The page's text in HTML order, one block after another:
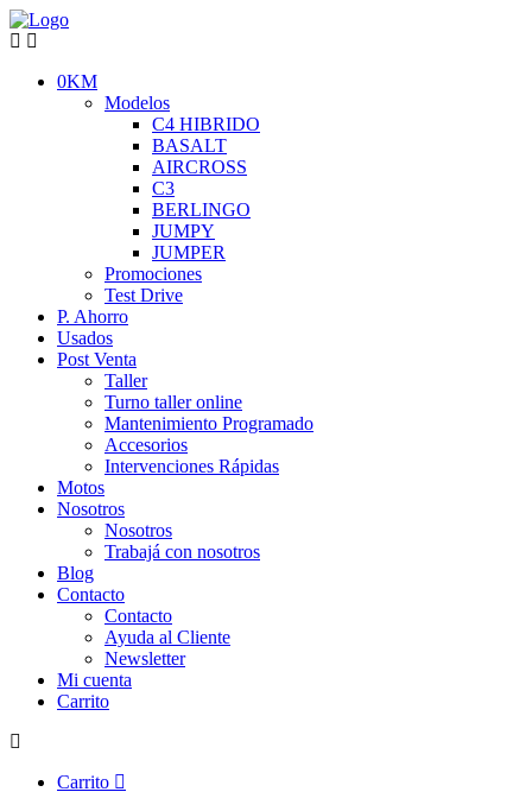
0KM
Modelos
C4 HIBRIDO
BASALT
AIRCROSS
C3
BERLINGO
JUMPY
JUMPER
Promociones
Test Drive
P. Ahorro
Usados
Post Venta
Taller
Turno taller online
Mantenimiento Programado
Accesorios
Intervenciones Rápidas
Motos
Nosotros
Nosotros
Trabajá con nosotros
Blog
Contacto
Contacto
Ayuda al Cliente
Newsletter
Mi cuenta
Carrito
Carrito